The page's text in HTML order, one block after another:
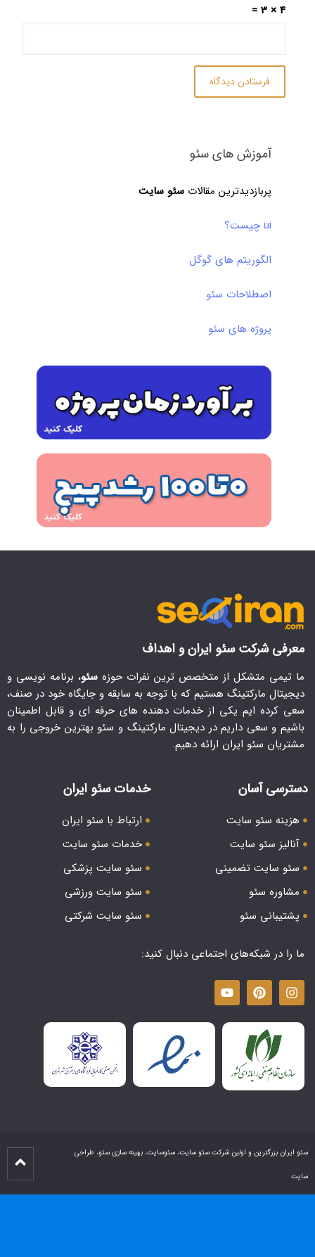
4 × 3 =
آموزش های سئو
پربازدیدترین مقالات سئو سایت
ui چیست؟
الگوریتم های گوگل
اصطلاحات سئو
پروژه های سئو
معرفی شرکت سئو ایران و اهداف
ما تیمی متشکل از متخصص ترین نفرات حوزه سئو، برنامه نویسی و
دیجیتال مارکتینگ هستیم که با توجه به سابقه و جایگاه خود در صنف،
سعی کرده ایم یکی از خدمات دهنده های حرفه ای و قابل اطمینان
باشیم و سعی داریم در دیجیتال مارکتینگ و سئو بهترین خروجی را به
مشتریان سئو ایران ارائه دهیم.
دسترسی آسان
هزینه سئو سایت
آنالیز سئو سایت
سئو سایت تضمینی
مشاوره سئو
پشتیبانی سئو
خدمات سئو ایران
ارتباط با سئو ایران
خدمات سئو سایت
سئو سایت پزشکی
سئو سایت ورزشی
سئو سایت شرکتی
ما را در شبکه‌های اجتماعی دنبال کنید:
سئو ایران بزرگترین و اولین شرکت سئو سایت، سئوسایت، بهینه سازی سئو، طراحی
سایت